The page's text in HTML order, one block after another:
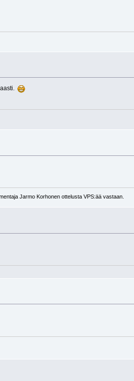
Jarmo Korhonen ottelusta VPS:ää vastaan.